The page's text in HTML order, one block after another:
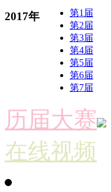
2017年
第1届
第2届
第3届
第4届
第5届
第6届
第7届
历届大赛
在线视频